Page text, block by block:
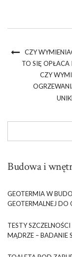
CZY
TO SIĘ OPŁACA
CZY
Budowa i
GEOTERMIA W
GEOTERMALNEJ DO
TESTY
MĄDRZE – BADANIE